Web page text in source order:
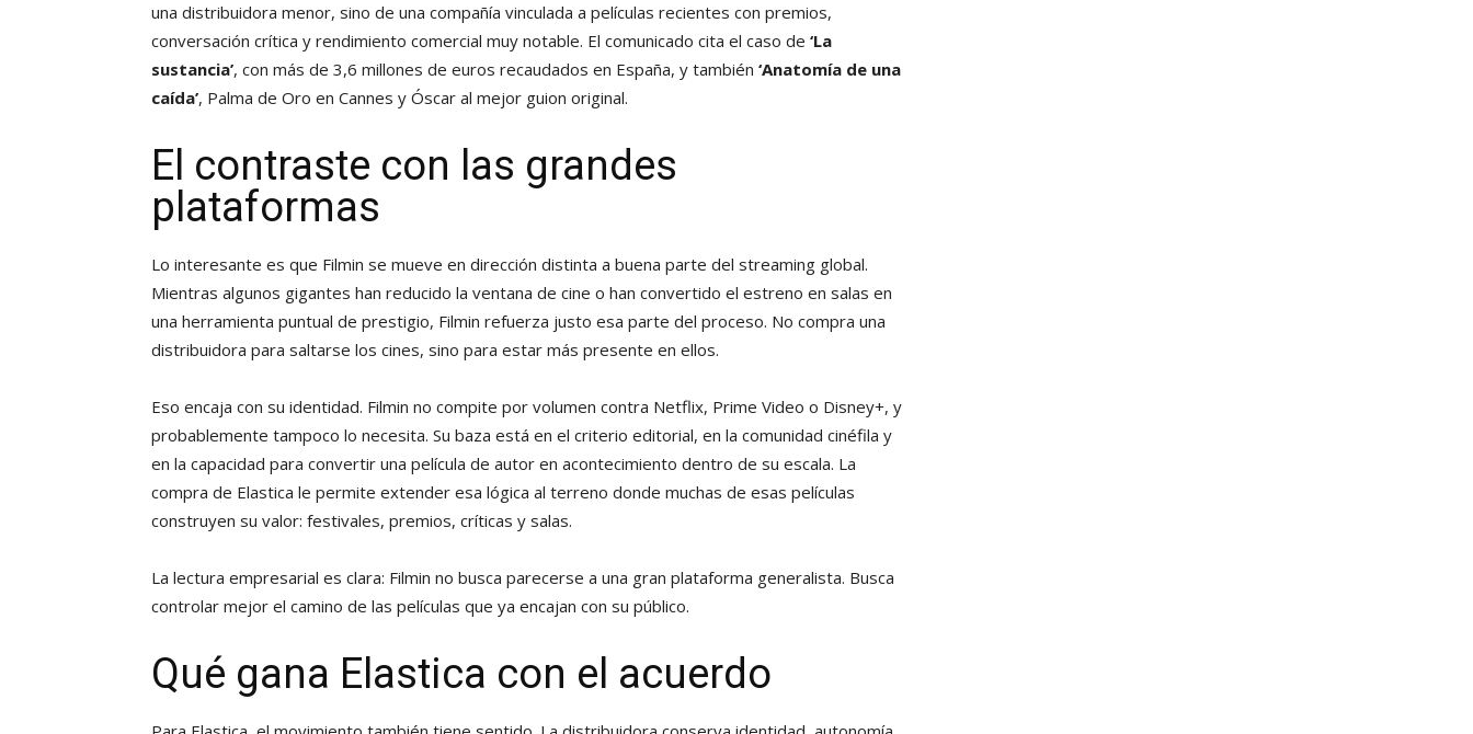
una distribuidora menor, sino de una compañía vinculada a películas recientes con premios,
conversación crítica y rendimiento comercial muy notable. El comunicado cita el caso de ‘La
sustancia’, con más de 3,6 millones de euros recaudados en España, y también ‘Anatomía de una
caída’, Palma de Oro en Cannes y Óscar al mejor guion original.
El contraste con las grandes
plataformas
Lo interesante es que Filmin se mueve en dirección distinta a buena parte del streaming global.
Mientras algunos gigantes han reducido la ventana de cine o han convertido el estreno en salas en
una herramienta puntual de prestigio, Filmin refuerza justo esa parte del proceso. No compra una
distribuidora para saltarse los cines, sino para estar más presente en ellos.
Eso encaja con su identidad. Filmin no compite por volumen contra Netflix, Prime Video o Disney+, y
probablemente tampoco lo necesita. Su baza está en el criterio editorial, en la comunidad cinéfila y
en la capacidad para convertir una película de autor en acontecimiento dentro de su escala. La
compra de Elastica le permite extender esa lógica al terreno donde muchas de esas películas
construyen su valor: festivales, premios, críticas y salas.
La lectura empresarial es clara: Filmin no busca parecerse a una gran plataforma generalista. Busca
controlar mejor el camino de las películas que ya encajan con su público.
Qué gana Elastica con el acuerdo